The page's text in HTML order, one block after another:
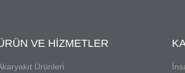
VE HIZMETLER
Ürünleri